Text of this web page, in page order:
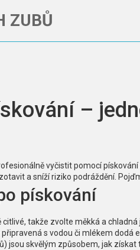
ZUBŮ
–
vyčistit pomocí
a sníží riziko podráždění.
pískování
citlivé, takže zvolte měkká a
s vodou či mlékem dodá
jsou skvělým způsobem, jak